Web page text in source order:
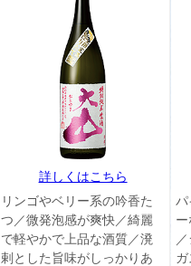
詳しくはこちら
リンゴやベリー系の吟香た
つ／微発泡感が爽快／綺麗
で軽やかで上品な酒質／溌
剌とした旨味がしっかりあ
パ